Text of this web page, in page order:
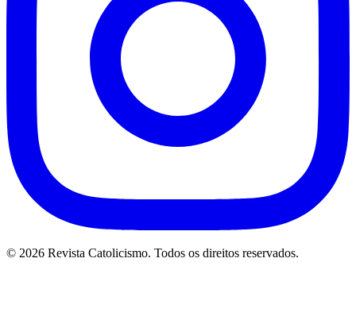
© 2026 Revista Catolicismo. Todos os direitos reservados.